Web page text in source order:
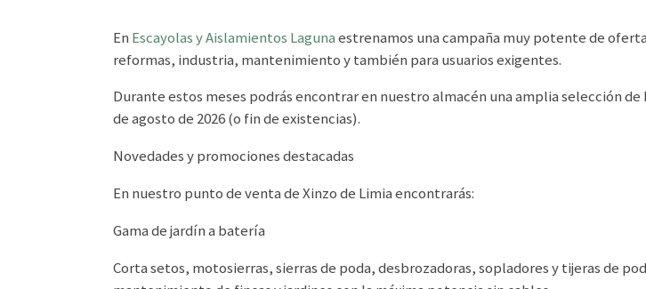
En Escayolas y Aislamientos Lagunaestrenamos una campaña muy potente de
reformas, industria, mantenimiento y también para usuarios exigentes.
Durante estos meses podrás encontrar en nuestro almacén una amplia selección
de agosto de 2026 (o fin de existencias).
Novedades y promociones destacadas
En nuestro punto de venta de Xinzo de Limia encontrarás:
Gama de jardín a batería
Corta setos, motosierras, sierras de poda, desbrozadoras, sopladores y tijeras de